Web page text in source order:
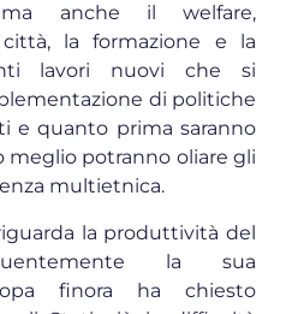
anche il welfare,
città, la formazione e la
lavori nuovi che si
di politiche
e quanto prima saranno
meglio potranno oliare gli
multietnica.
la produttività del
la sua
finora ha chiesto